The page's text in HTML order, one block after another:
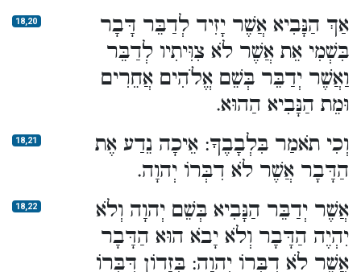
18,20
אַךְ הַנָּבִיא אֲשֶׁר יָזִיד לְדַבֵּר דָּבָר
בִּשְׁמִי אֵת אֲשֶׁר לֹא צִוִּיתִיו לְדַבֵּר
וַאֲשֶׁר יְדַבֵּר בְּשֵׁם אֱלֹהִים אֲחֵרִים
וּמֵת הַנָּבִיא הַהוּא.
18,21
וְכִי תֹאמַר בִּלְבָבֶךָ: אֵיכָה נֵדַע אֶת
הַדָּבָר אֲשֶׁר לֹא דִבְּרוֹ יְהוָה.
18,22
אֲשֶׁר יְדַבֵּר הַנָּבִיא בְּשֵׁם יְהוָה וְלֹא
יִהְיֶה הַדָּבָר וְלֹא יָבֹא הוּא הַדָּבָר
אֲשֶׁר לֹא דִבְּרוֹ יְהוָה: בְּזָדוֹן דִּבְּרוֹ